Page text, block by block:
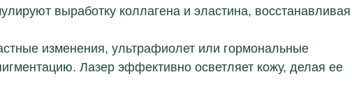
выработку коллагена и эластина, восстанавливая
изменения, ультрафиолет или гормональные
Лазер эффективно осветляет кожу, делая ее